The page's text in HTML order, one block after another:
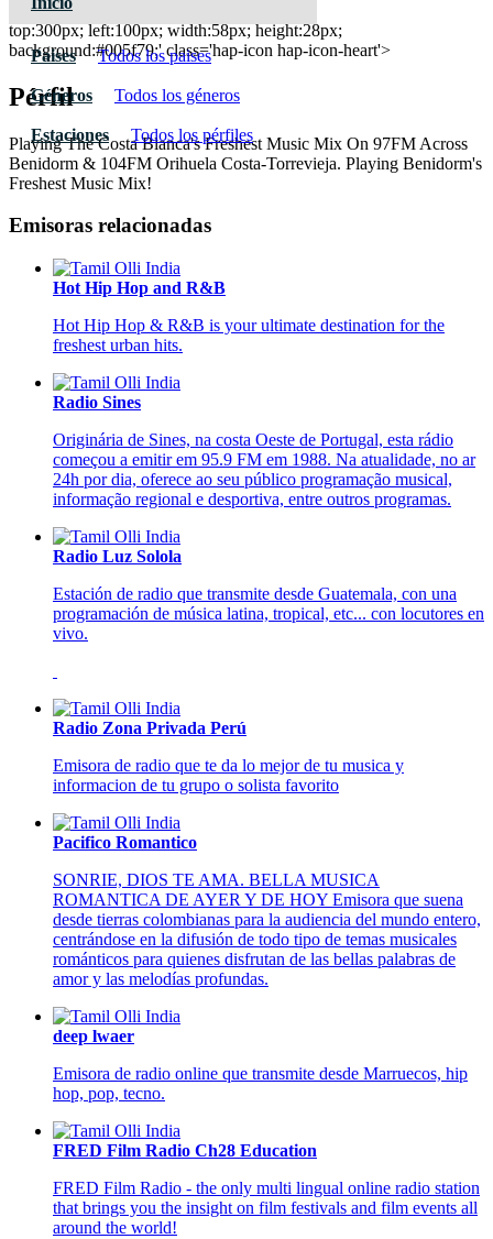
Paises Todos los paises
Géneros Todos los géneros
Estaciones Todos los pérfiles
Fresh Radio Spain - Costa Blanca South
top:300px; left:100px; width:58px; height:28px;
background:#005f79;' class='hap-icon hap-icon-heart'>
Pérfil
Playing The Costa Blanca's Freshest Music Mix On 97FM Across
Benidorm & 104FM Orihuela Costa-Torrevieja. Playing Benidorm's
Freshest Music Mix!
Emisoras relacionadas
Hot Hip Hop and R&B
Hot Hip Hop & R&B is your ultimate destination for the
freshest urban hits.
Radio Sines
Originária de Sines, na costa Oeste de Portugal, esta rádio
começou a emitir em 95.9 FM em 1988. Na atualidade, no ar
24h por dia, oferece ao seu público programação musical,
informação regional e desportiva, entre outros programas.
Radio Luz Solola
Estación de radio que transmite desde Guatemala, con una
programación de música latina, tropical, etc... con locutores en
vivo.
Radio Zona Privada Perú
Emisora de radio que te da lo mejor de tu musica y
informacion de tu grupo o solista favorito
Pacifico Romantico
SONRIE, DIOS TE AMA. BELLA MUSICA
ROMANTICA DE AYER Y DE HOY Emisora que suena
desde tierras colombianas para la audiencia del mundo entero,
centrándose en la difusión de todo tipo de temas musicales
románticos para quienes disfrutan de las bellas palabras de
amor y las melodías profundas.
deep lwaer
Emisora de radio online que transmite desde Marruecos, hip
hop, pop, tecno.
FRED Film Radio Ch28 Education
FRED Film Radio - the only multi lingual online radio station
that brings you the insight on film festivals and film events all
around the world!